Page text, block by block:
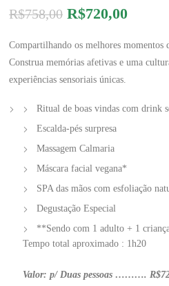
R$758,00 O
original
era:
R$758,00.
R$720,00O
atual
é:
Compartilhando os melhores momentos
Construa memórias afetivas e uma
experiências sensoriais únicas.
Ritual de boas vindas com drink
Escalda-pés surpresa
Massagem Calmaria
Máscara facial vegana*
SPA das mãos com esfoliação
Degustação Especial
**Sendo com 1 adulto + 1
Tempo total aproximado : 1h20
Valor: p/ Duas pessoas ……….